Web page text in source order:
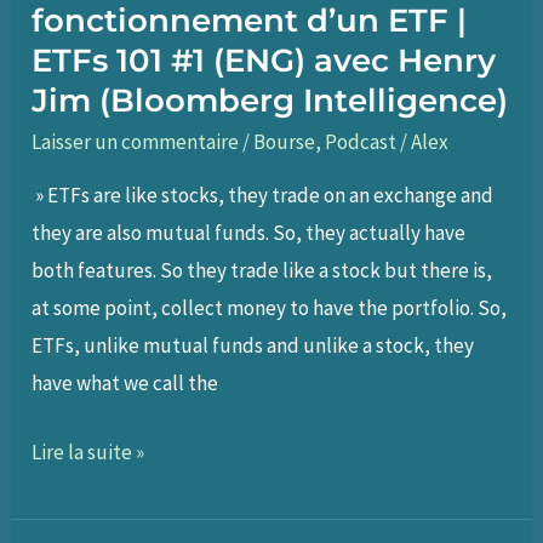
fonctionnement d’un ETF |
ETFs 101 #1 (ENG) avec Henry
Jim (Bloomberg Intelligence)
Laisser un commentaire /Bourse, Podcast /Alex
» ETFs are like stocks, they trade on an exchange and
they are also mutual funds. So, they actually have
both features. So they trade like a stock but there is,
at some point, collect money to have the portfolio. So,
ETFs, unlike mutual funds and unlike a stock, they
have what we call the
201
Comprendre
Lire la suite »